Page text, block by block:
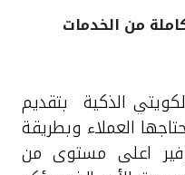
من الخدمات
الذكية بتقديم
العملاء وبطريقة
اعلى مستوى من